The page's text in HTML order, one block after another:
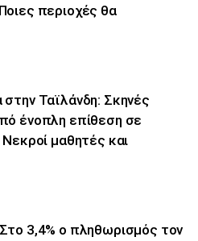
περιοχές θα
στην Ταϊλάνδη: Σκηνές
ένοπλη επίθεση σε
μαθητές και
3,4% ο πληθωρισμός τον